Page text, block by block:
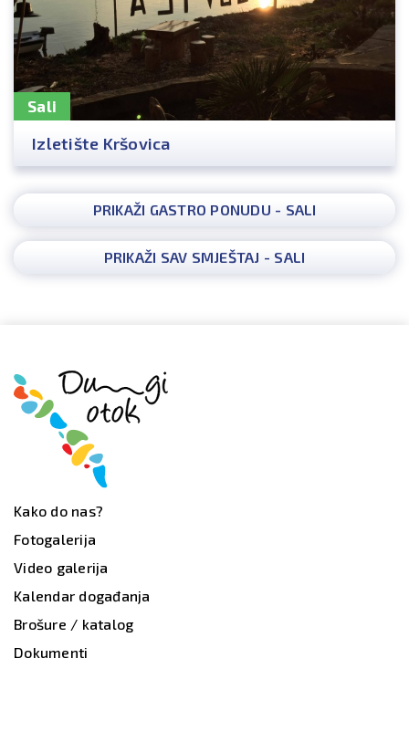
Sali
Izletište Kršovica
PRIKAŽI GASTRO PONUDU - SALI
PRIKAŽI SAV SMJEŠTAJ - SALI
Kako do nas?
Fotogalerija
Video galerija
Kalendar događanja
Brošure / katalog
Dokumenti